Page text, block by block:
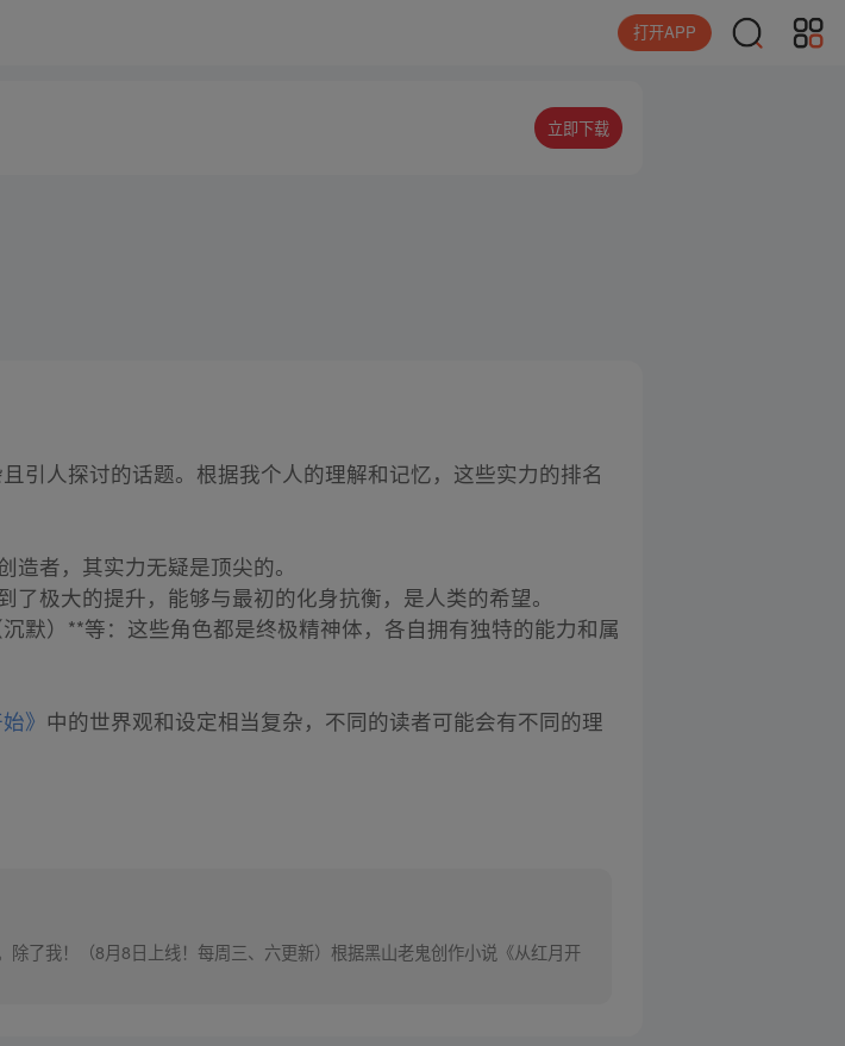
打开APP
立即下载
引人探讨的话题。根据我个人的理解和记忆，这些实力的排名
者，其实力无疑是顶尖的。
极大的提升，能够与最初的化身抗衡，是人类的希望。
默）**等：这些角色都是终极精神体，各自拥有独特的能力和属
》 中的世界观和设定相当复杂，不同的读者可能会有不同的理
了我！（8月8日上线！每周三、六更新）根据黑山老鬼创作小说《从红月开